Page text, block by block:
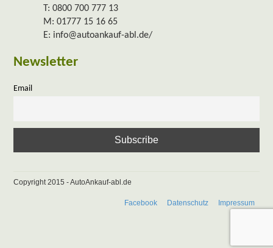
T: 0800 700 777 13
M: 01777 15 16 65
E: info@autoankauf-abl.de/
Newsletter
Email
Copyright 2015 - AutoAnkauf-abl.de
Impressum
Datenschutz
Facebook